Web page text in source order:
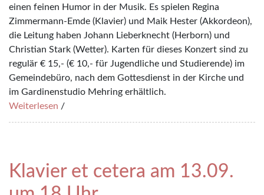
einen feinen Humor in der Musik. Es spielen Regina
Zimmermann-Emde (Klavier) und Maik Hester (Akkordeon),
die Leitung haben Johann Lieberknecht (Herborn) und
Christian Stark (Wetter). Karten für dieses Konzert sind zu
regulär € 15,- (€ 10,- für Jugendliche und Studierende) im
Gemeindebüro, nach dem Gottesdienst in der Kirche und
im Gardinenstudio Mehring erhältlich.
Weiterlesen /
Klavier et cetera am 13.09.